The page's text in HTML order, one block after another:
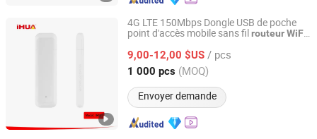
4G LTE 150Mbps Dongle USB de poche
point d'accès mobile sans fil routeurWiFi
9,00-12,00 $US / pcs
1 000 pcs (MOQ)
Envoyer demande
Yihua Communication (Huizhou) Co., Ltd.
Depuis 2025